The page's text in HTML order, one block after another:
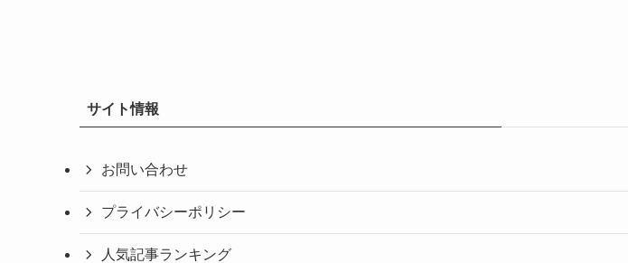
サイト情報
お問い合わせ
プライバシーポリシー
人気記事ランキング